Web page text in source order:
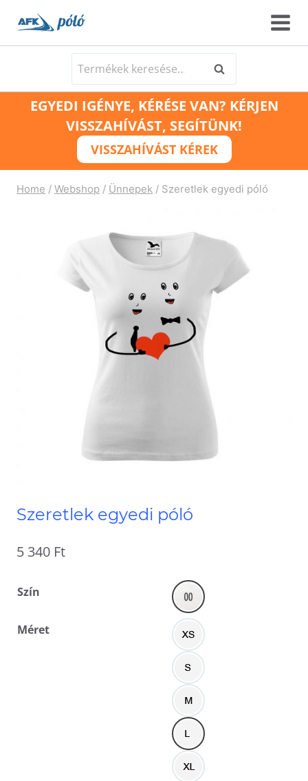
Keresés
a
következőre:
Keresés
EGYEDI IGÉNYE, KÉRÉSE VAN? KÉRJEN
VISSZAHÍVÁST, SEGÍTÜNK!
VISSZAHÍVÁST KÉREK
Home / Webshop / Ünnepek / Szeretlek egyedi póló
Szeretlek egyedi póló
5 340 Ft
Szín
Méret